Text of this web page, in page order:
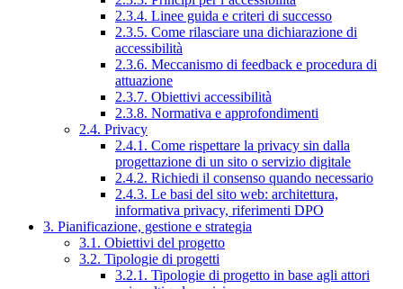
2.3.4. Linee guida e criteri di successo
2.3.5. Come rilasciare una dichiarazione di
accessibilità
2.3.6. Meccanismo di feedback e procedura di
attuazione
2.3.7. Obiettivi accessibilità
2.3.8. Normativa e approfondimenti
2.4. Privacy
2.4.1. Come rispettare la privacy sin dalla
progettazione di un sito o servizio digitale
2.4.2. Richiedi il consenso quando necessario
2.4.3. Le basi del sito web: architettura,
informativa privacy, riferimenti DPO
3. Pianificazione, gestione e strategia
3.1. Obiettivi del progetto
3.2. Tipologie di progetti
3.2.1. Tipologie di progetto in base agli attori